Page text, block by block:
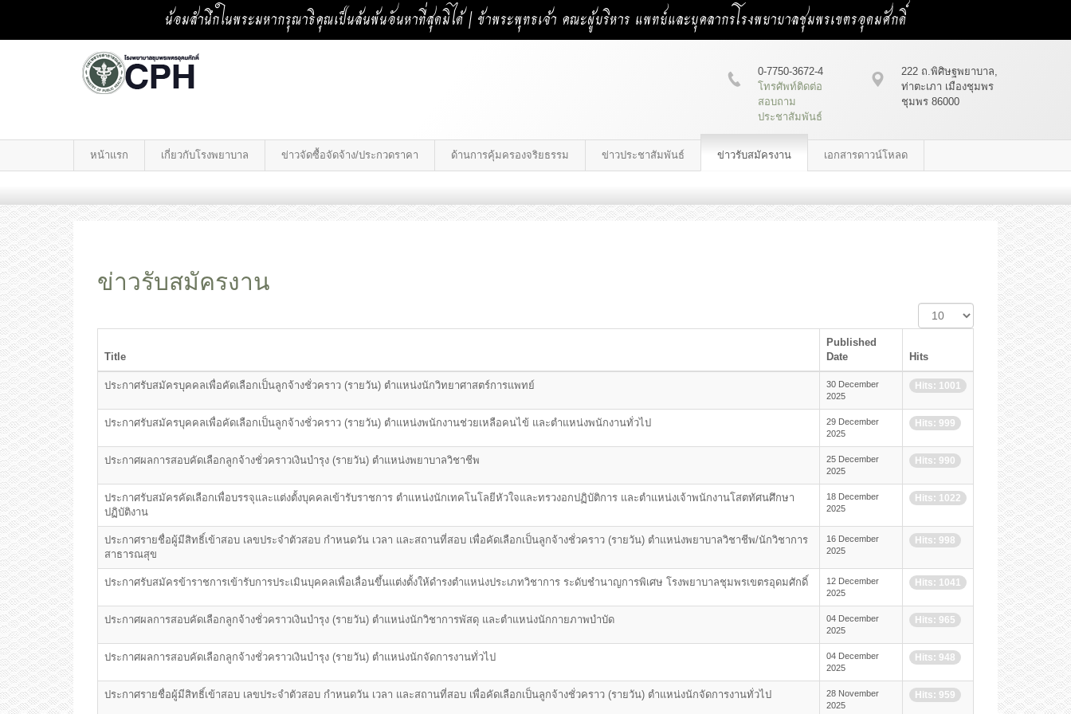
น้อมสำนึกในพระมหากรุณาธิคุณเป็นล้นพ้นอันหาที่สุดมิได้ | ข้าพระพุทธเจ้า คณะผู้บริหาร แพทย์และบุคลากรโรงพยาบาลชุมพรเขตรอุดมศักดิ์
222 ถ.พิศิษฐพยาบาล,
ท่าตะเภา เมืองชุมพร
ชุมพร 86000
0-7750-3672-4
โทรศัพท์ติดต่อ
สอบถาม
ประชาสัมพันธ์
หน้าแรก เกี่ยวกับโรงพยาบาล ข่าวจัดซื้อจัดจ้าง/ประกวดราคา ด้านการคุ้มครองจริยธรรม ข่าวประชาสัมพันธ์ ข่าวรับสมัครงาน เอกสารดาวน์โหลด
ข่าวรับสมัครงาน
Display
#
Title
Published
Date
Hits
ประกาศรับสมัครบุคคลเพื่อคัดเลือกเป็นลูกจ้างชั่วคราว (รายวัน) ตำแหน่งนักวิทยาศาสตร์การแพทย์
30 December
2025
Hits: 1001
ประกาศรับสมัครบุคคลเพื่อคัดเลือกเป็นลูกจ้างชั่วคราว (รายวัน) ตำแหน่งพนักงานช่วยเหลือคนไข้ และตำแหน่งพนักงานทั่วไป
29 December
2025
Hits: 999
ประกาศผลการสอบคัดเลือกลูกจ้างชั่วคราวเงินบำรุง (รายวัน) ตำแหน่งพยาบาลวิชาชีพ
25 December
2025
Hits: 990
ประกาศรับสมัครคัดเลือกเพื่อบรรจุและแต่งตั้งบุคคลเข้ารับราชการ ตำแหน่งนักเทคโนโลยีหัวใจและทรวงอกปฏิบัติการ และตำแหน่งเจ้าพนักงานโสตทัศนศึกษา
ปฏิบัติงาน
18 December
2025
Hits: 1022
ประกาศรายชื่อผู้มีสิทธิ์เข้าสอบ เลขประจำตัวสอบ กำหนดวัน เวลา และสถานที่สอบ เพื่อคัดเลือกเป็นลูกจ้างชั่วคราว (รายวัน) ตำแหน่งพยาบาลวิชาชีพ/นักวิชาการ
สาธารณสุข
16 December
2025
Hits: 998
ประกาศรับสมัครข้าราชการเข้ารับการประเมินบุคคลเพื่อเลื่อนขึ้นแต่งตั้งให้ดำรงตำแหน่งประเภทวิชาการ ระดับชำนาญการพิเศษ โรงพยาบาลชุมพรเขตรอุดมศักดิ์
12 December
2025
Hits: 1041
ประกาศผลการสอบคัดเลือกลูกจ้างชั่วคราวเงินบำรุง (รายวัน) ตำแหน่งนักวิชาการพัสดุ และตำแหน่งนักกายภาพบำบัด
04 December
2025
Hits: 965
ประกาศผลการสอบคัดเลือกลูกจ้างชั่วคราวเงินบำรุง (รายวัน) ตำแหน่งนักจัดการงานทั่วไป
04 December
2025
Hits: 948
ประกาศรายชื่อผู้มีสิทธิ์เข้าสอบ เลขประจำตัวสอบ กำหนดวัน เวลา และสถานที่สอบ เพื่อคัดเลือกเป็นลูกจ้างชั่วคราว (รายวัน) ตำแหน่งนักจัดการงานทั่วไป
28 November
2025
Hits: 959